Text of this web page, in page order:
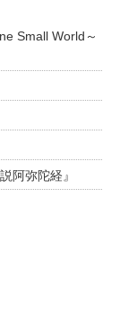
Small World～
弥陀経』